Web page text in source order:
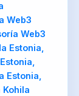
Web3
Web3
Estonia,
Estonia,
Kohila